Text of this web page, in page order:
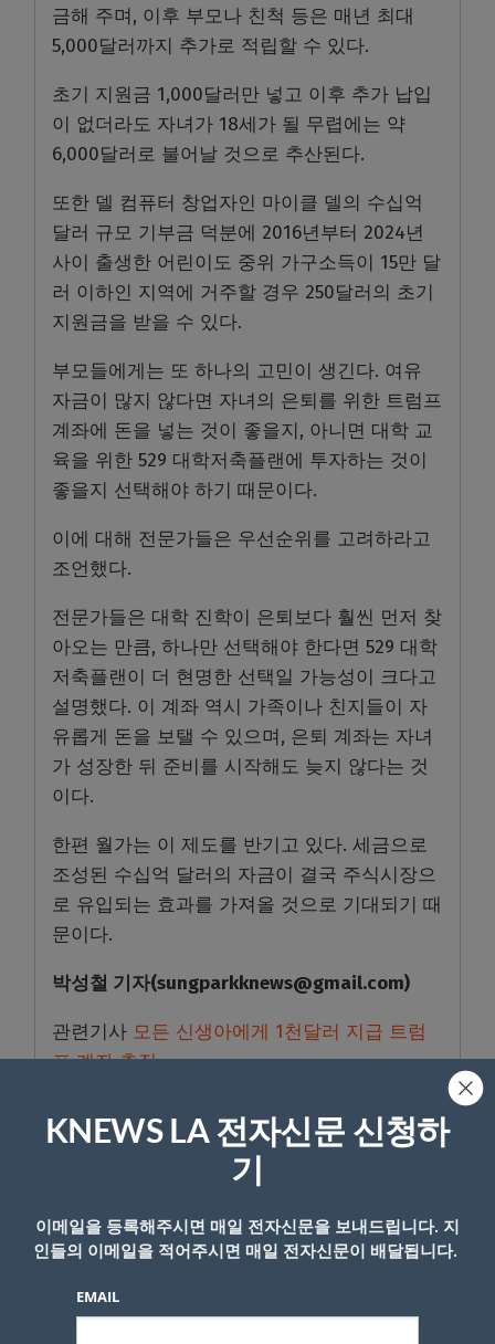
금해 주며, 이후 부모나 친척 등은 매년 최대
5,000달러까지 추가로 적립할 수 있다.
초기 지원금 1,000달러만 넣고 이후 추가 납입
이 없더라도 자녀가 18세가 될 무렵에는 약
6,000달러로 불어날 것으로 추산된다.
또한 델 컴퓨터 창업자인 마이클 델의 수십억
달러 규모 기부금 덕분에 2016년부터 2024년
사이 출생한 어린이도 중위 가구소득이 15만 달
러 이하인 지역에 거주할 경우 250달러의 초기
지원금을 받을 수 있다.
부모들에게는 또 하나의 고민이 생긴다. 여유
자금이 많지 않다면 자녀의 은퇴를 위한 트럼프
계좌에 돈을 넣는 것이 좋을지, 아니면 대학 교
육을 위한 529 대학저축플랜에 투자하는 것이
좋을지 선택해야 하기 때문이다.
이에 대해 전문가들은 우선순위를 고려하라고
조언했다.
전문가들은 대학 진학이 은퇴보다 훨씬 먼저 찾
아오는 만큼, 하나만 선택해야 한다면 529 대학
저축플랜이 더 현명한 선택일 가능성이 크다고
설명했다. 이 계좌 역시 가족이나 친지들이 자
유롭게 돈을 보탤 수 있으며, 은퇴 계좌는 자녀
가 성장한 뒤 준비를 시작해도 늦지 않다는 것
이다.
한편 월가는 이 제도를 반기고 있다. 세금으로
조성된 수십억 달러의 자금이 결국 주식시장으
로 유입되는 효과를 가져올 것으로 기대되기 때
문이다.
박성철 기자(sungparkknews@gmail.com)
관련기사 모든 신생아에게 1천달러 지급 트럼
프 계좌 추진
- Copyright © KNEWSLA.COM, 무단 전재 및 재배포 금지
답글 남기기
KNEWS LA 전자신문 신청하
기
이메일을 등록해주시면 매일 전자신문을 보내드립니다. 지
인들의 이메일을 적어주시면 매일 전자신문이 배달됩니다.
EMAIL